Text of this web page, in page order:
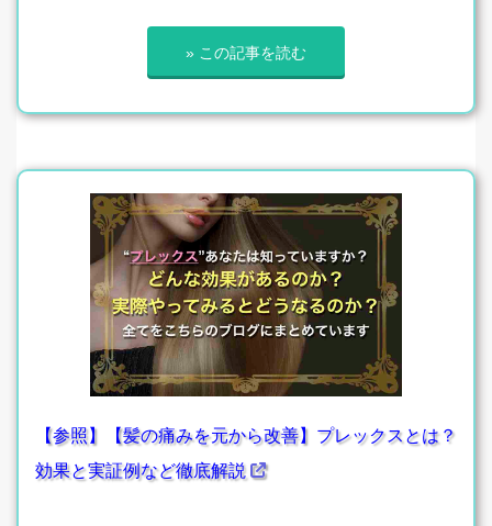
» この記事を読む
【参照】【髪の痛みを元から改善】プレックスとは？
効果と実証例など徹底解説